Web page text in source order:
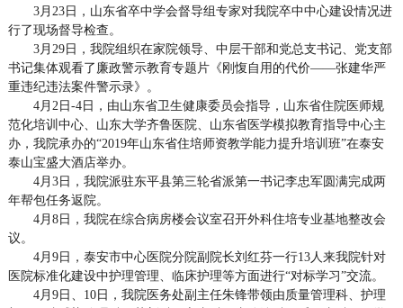
3月23日，山东省卒中学会督导组专家对我院卒中中心建设情况进
行了现场督导检查。
3月29日，我院组织在家院领导、中层干部和党总支书记、党支部
书记集体观看了廉政警示教育专题片《刚愎自用的代价——张建华严
重违纪违法案件警示录》。
4月2日-4日，由山东省卫生健康委员会指导，山东省住院医师规
范化培训中心、山东大学齐鲁医院、山东省医学模拟教育指导中心主
办，我院承办的“2019年山东省住培师资教学能力提升培训班”在泰安
泰山宝盛大酒店举办。
4月3日，我院派驻东平县第三轮省派第一书记李忠军圆满完成两
年帮包任务返院。
4月8日，我院在综合病房楼会议室召开外科住培专业基地整改会
议。
4月9日，泰安市中心医院分院副院长刘红芬一行13人来我院针对
医院标准化建设中护理管理、临床护理等方面进行“对标学习”交流。
4月9日、10日，我院医务处副主任朱锋带领由质量管理科、护理